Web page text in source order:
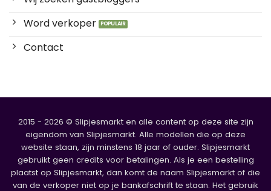
Word verkoper
Contact
2015 - 2026 © Slipjesmarkt en alle content op deze site zijn
eigendom van Slipjesmarkt. Alle modellen die op deze
website staan, zijn minstens 18 jaar of ouder. Slipjesmarkt
gebruikt geen credits voor betalingen. Als je een bestelling
plaatst op Slipjesmarkt, dan komt de naam Slipjesmarkt of die
van de verkoper niet op je bankafschrift te staan. Het gebruik